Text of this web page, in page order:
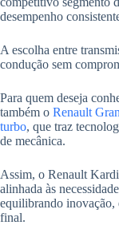
desempenho
A escolha entre
condução sem
Para quem deseja
também o Renault
turbo, que traz
de mecânica.
Assim, o Renault
alinhada às
equilibrando inovação,
final.